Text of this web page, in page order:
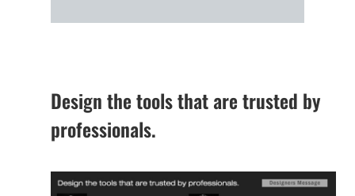
Design the tools that are trusted by
professionals.